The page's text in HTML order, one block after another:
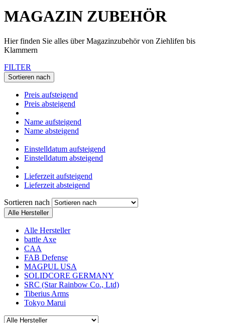
MAGAZIN ZUBEHÖR
Hier finden Sie alles über Magazinzubehör von Ziehlifen bis
Klammern
FILTER
Sortieren nach
Preis aufsteigend
Preis absteigend
Name aufsteigend
Name absteigend
Einstelldatum aufsteigend
Einstelldatum absteigend
Lieferzeit aufsteigend
Lieferzeit absteigend
Sortieren nach
Alle Hersteller
Alle Hersteller
battle Axe
CAA
FAB Defense
MAGPUL USA
SOLIDCORE GERMANY
SRC (Star Rainbow Co., Ltd)
Tiberius Arms
Tokyo Marui